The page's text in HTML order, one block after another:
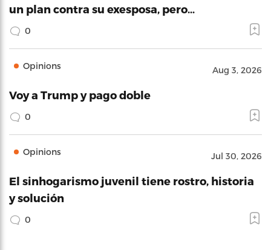
un plan contra su exesposa, pero…
0
Opinions Aug 3, 2026
Voy a Trump y pago doble
0
Opinions Jul 30, 2026
El sinhogarismo juvenil tiene rostro, historia
y solución
0